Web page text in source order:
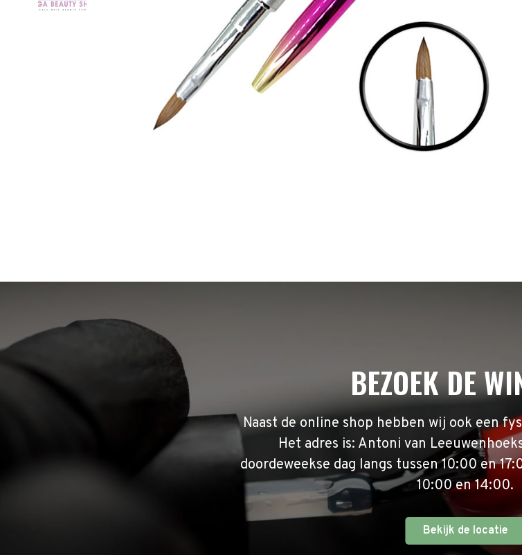
BEZOEK DE
Naast de online shop hebben wij ook een
Het adres is: Antoni van
doordeweekse dag langs tussen 10:00 en
10:00 en 14:00.
Bekijk de locatie